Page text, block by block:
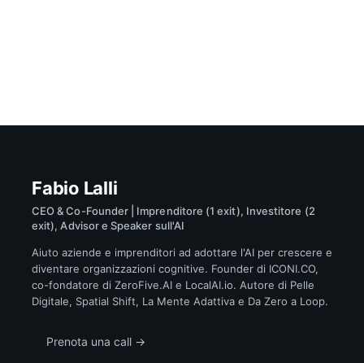
Fabio Lalli
CEO & Co-Founder | Imprenditore (1 exit), Investitore (2
exit), Advisor e Speaker sull'AI
Aiuto aziende e imprenditori ad adottare l'AI per crescere e
diventare organizzazioni cognitive. Founder di ICONI.CO,
co-fondatore di ZeroFive.AI e LocalAI.io. Autore di Pelle
Digitale, Spatial Shift, La Mente Adattiva e Da Zero a Loop.
Prenota una call →